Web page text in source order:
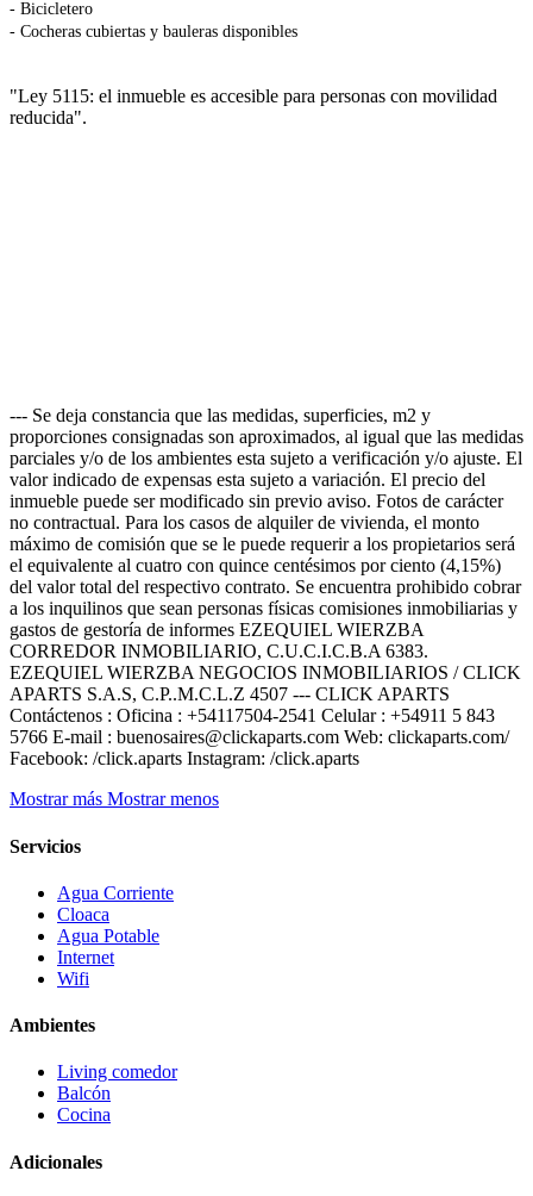
- Bicicletero
- Cocheras cubiertas y bauleras disponibles
"Ley 5115: el inmueble es accesible para personas con movilidad
reducida".
--- Se deja constancia que las medidas, superficies, m2 y
proporciones consignadas son aproximados, al igual que las medidas
parciales y/o de los ambientes esta sujeto a verificación y/o ajuste. El
valor indicado de expensas esta sujeto a variación. El precio del
inmueble puede ser modificado sin previo aviso. Fotos de carácter
no contractual. Para los casos de alquiler de vivienda, el monto
máximo de comisión que se le puede requerir a los propietarios será
el equivalente al cuatro con quince centésimos por ciento (4,15%)
del valor total del respectivo contrato. Se encuentra prohibido cobrar
a los inquilinos que sean personas físicas comisiones inmobiliarias y
gastos de gestoría de informes EZEQUIEL WIERZBA
CORREDOR INMOBILIARIO, C.U.C.I.C.B.A 6383.
EZEQUIEL WIERZBA NEGOCIOS INMOBILIARIOS / CLICK
APARTS S.A.S, C.P..M.C.L.Z 4507 --- CLICK APARTS
Contáctenos : Oficina : +54117504-2541 Celular : +54911 5 843
5766 E-mail : buenosaires@clickaparts.com Web: clickaparts.com/
Facebook: /click.aparts Instagram: /click.aparts
Mostrar más Mostrar menos
Servicios
Agua Corriente
Cloaca
Agua Potable
Internet
Wifi
Ambientes
Living comedor
Balcón
Cocina
Adicionales